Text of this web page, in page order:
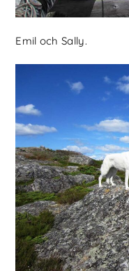
Emil och Sally.